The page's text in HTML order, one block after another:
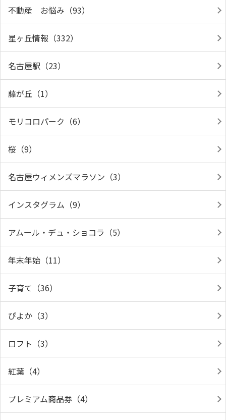
不動産 お悩み（93）
星ヶ丘情報（332）
名古屋駅（23）
藤が丘（1）
モリコロパーク（6）
桜（9）
名古屋ウィメンズマラソン（3）
インスタグラム（9）
アムール・デュ・ショコラ（5）
年末年始（11）
子育て（36）
ぴよか（3）
ロフト（3）
紅葉（4）
プレミアム商品券（4）